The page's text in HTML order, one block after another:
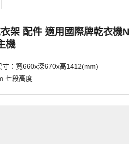
架 配件 適用國際牌乾衣機N
機
寸：寬660x深670x高1412(mm)
七段高度